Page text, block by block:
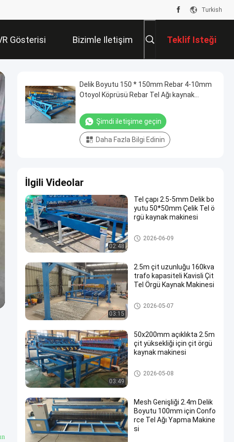
Turkish
Gösterisi Bizimle Iletişim
Kur
Teklif Isteği
Delik Boyutu 150 * 150mm Rebar 4-10mm
Otoyol Köprüsü Rebar Tel Ağı kaynak
Şimdi iletişime geçin
Daha Fazla Bilgi Edinin
İlgili Videolar
02:48
Tel çapı 2.5-5mm Delik bo
yutu 50*50mm Çelik Tel ö
rgü kaynak makinesi
Hasır Kaynak Makinaları
2026-06-09
03:15
2.5m çit uzunluğu 160kva
trafo kapasiteli Kavisli Çit
Tel Örgü Kaynak Makinesi
çit örgü kaynak makinesi
2026-05-07
03:49
50x200mm açıklıkta 2.5m
çit yüksekliği için çit örgü
kaynak makinesi
çit örgü kaynak makinesi
2026-05-08
Mesh Genişliği 2.4m Delik
Boyutu 100mm için Confo
rce Tel Ağı Yapma Makine
si